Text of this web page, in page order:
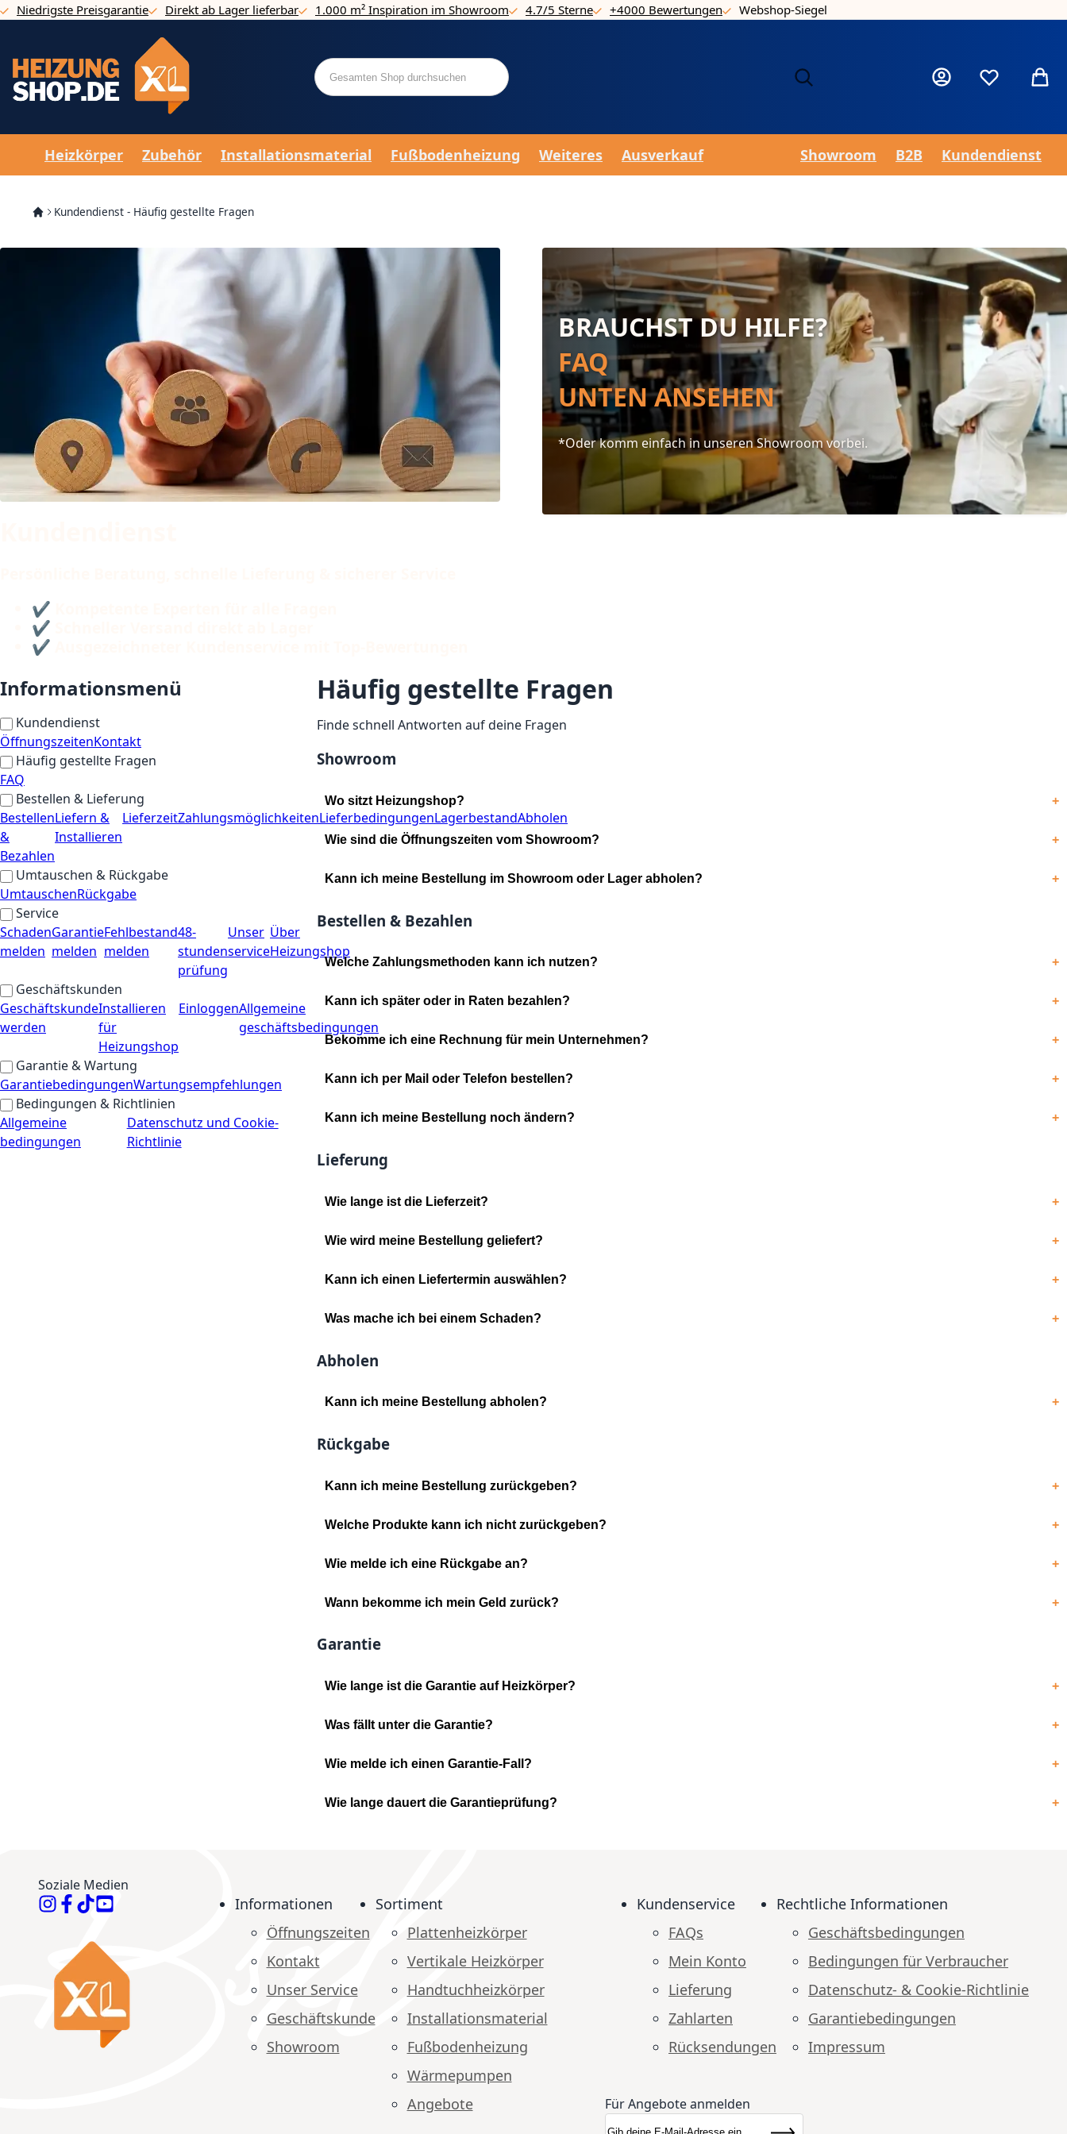
Direkt zum Inhalt
Niedrigste Preisgarantie Direkt ab Lager lieferbar 1.000 m² Inspiration im Showroom 4.7/5 Sterne +4000 Bewertungen Webshop-Siegel
Mein KontoWunschzettel
Mein
Heizkörper Zubehör Installationsmaterial Fußbodenheizung Weiteres Ausverkauf Showroom B2B Kundendienst
Kundendienst - Häufig gestellte Fragen
✔ Kompetente Experten für alle Fragen
✔ Schneller Versand direkt ab Lager
✔ Ausgezeichneter Kundenservice mit Top-Bewertungen
BRAUCHST DU HILFE?
FAQ
UNTEN ANSEHEN
*Oder komm einfach in unseren Showroom vorbei.
Informationsmenü
Kundendienst
ÖffnungszeitenKontakt
Häufig gestellte Fragen
FAQ
Bestellen & Lieferung
Bestellen
&
Bezahlen
Liefern &
Installieren
LieferzeitZahlungsmöglichkeitenLieferbedingungenLagerbestandAbholen
Umtauschen & Rückgabe
UmtauschenRückgabe
Service
Schaden
melden
Garantie
melden
Fehlbestand
melden
48-
stunden
prüfung
Unser
service
Über
Heizungshop
Geschäftskunden
Geschäftskunde
werden
Installieren
für
Heizungshop
EinloggenAllgemeine
geschäftsbedingungen
Garantie & Wartung
GarantiebedingungenWartungsempfehlungen
Bedingungen & Richtlinien
Allgemeine
bedingungen
Datenschutz und Cookie-
Richtlinie
Häufig gestellte Fragen
Finde schnell Antworten auf deine Fragen
Showroom
Wo sitzt Heizungshop?
Wie sind die Öffnungszeiten vom Showroom?
Kann ich meine Bestellung im Showroom oder Lager abholen?
Bestellen & Bezahlen
Welche Zahlungsmethoden kann ich nutzen?
Kann ich später oder in Raten bezahlen?
Bekomme ich eine Rechnung für mein Unternehmen?
Kann ich per Mail oder Telefon bestellen?
Kann ich meine Bestellung noch ändern?
Lieferung
Wie lange ist die Lieferzeit?
Wie wird meine Bestellung geliefert?
Kann ich einen Liefertermin auswählen?
Was mache ich bei einem Schaden?
Abholen
Kann ich meine Bestellung abholen?
Rückgabe
Kann ich meine Bestellung zurückgeben?
Welche Produkte kann ich nicht zurückgeben?
Wie melde ich eine Rückgabe an?
Wann bekomme ich mein Geld zurück?
Garantie
Wie lange ist die Garantie auf Heizkörper?
Was fällt unter die Garantie?
Wie melde ich einen Garantie-Fall?
Wie lange dauert die Garantieprüfung?
Soziale Medien
Informationen
Öffnungszeiten
Kontakt
Unser Service
Geschäftskunde
Showroom
Sortiment
Plattenheizkörper
Vertikale Heizkörper
Handtuchheizkörper
Installationsmaterial
Fußbodenheizung
Wärmepumpen
Angebote
Kundenservice
FAQs
Mein Konto
Lieferung
Zahlarten
Rücksendungen
Rechtliche Informationen
Geschäftsbedingungen
Bedingungen für Verbraucher
Datenschutz- & Cookie-Richtlinie
Garantiebedingungen
Impressum
Für Angebote anmelden
Newsletter